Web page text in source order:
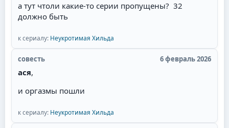
героя. Советую всем посмотреть необычную
историю любви пирата!
а тут чтоли какие-то серии пропущены? 32
должно быть
к сериалу: Неукротимая Хильда
совесть 6 февраль 2026
ася,
и оргазмы пошли
к сериалу: Неукротимая Хильда